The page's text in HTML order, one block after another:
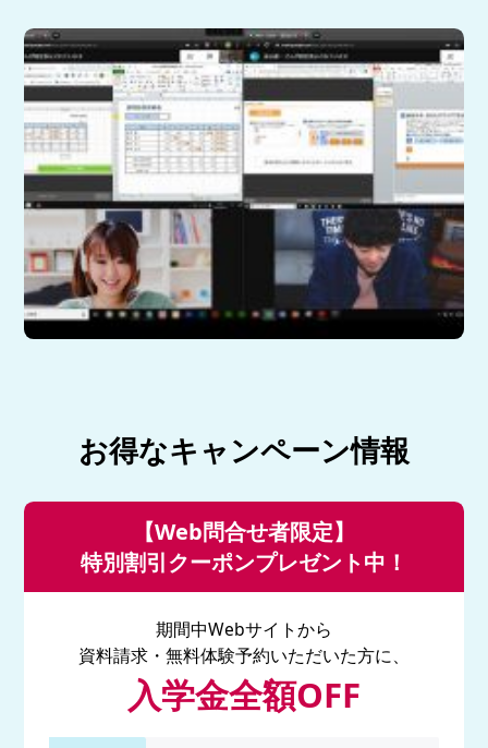
お得なキャンペーン情報
【Web問合せ者限定】
特別割引クーポンプレゼント中！
期間中Webサイトから
資料請求・無料体験予約いただいた方に、
入学金全額OFF